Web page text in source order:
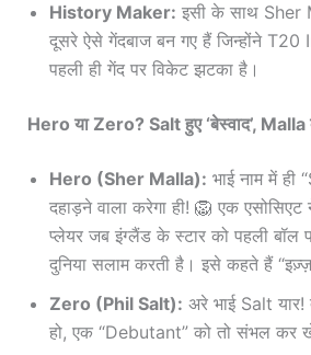
History Maker: इसी के साथ Sher
दूसरे ऐसे गेंदबाज बन गए हैं जिन्होंने
पहली ही गेंद पर विकेट झटका है।
Hero या Zero? Salt हुए ‘बेस्वाद’, Malla
Hero (Sher Malla): भाई नाम में ही
दहाड़ने वाला करेगा ही! 🦁 एक
प्लेयर जब इंग्लैंड के स्टार को पहली बॉल
दुनिया सलाम करती है। इसे कहते हैं
Zero (Phil Salt): अरे भाई Salt
हो, एक “Debutant” को तो संभल कर